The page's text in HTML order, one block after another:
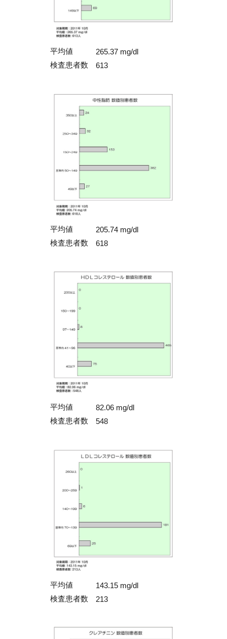
平均値
265.37 mg/dl
検査患者数
613
平均値
205.74 mg/dl
検査患者数
618
平均値
82.06 mg/dl
検査患者数
548
平均値
143.15 mg/dl
検査患者数
213